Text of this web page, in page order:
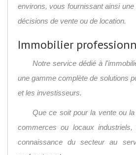
environs, vous fournissant ainsi
décisions de vente ou de location.
Immobilier
Notre service dédié à
une gamme complète de solutions
et les investisseurs.
Que ce soit pour la vente ou
commerces ou locaux
connaissance du secteur au